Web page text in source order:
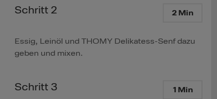
Schritt 2 2 Min
Essig, Leinöl und THOMY Delikatess-Senf dazu
geben und mixen.
Schritt 3 1 Min